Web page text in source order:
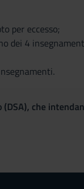
per eccesso;
dei 4
che